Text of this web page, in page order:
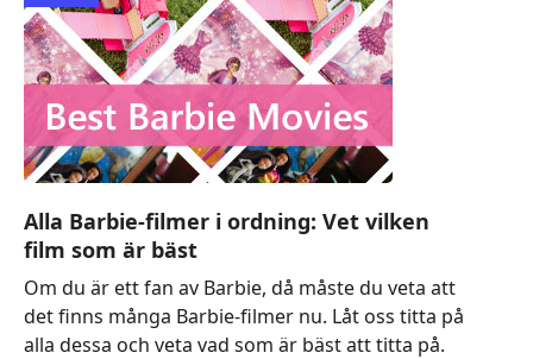
Alla Barbie-filmer i ordning: Vet vilken
film som är bäst
Om du är ett fan av Barbie, då måste du veta att
det finns många Barbie-filmer nu. Låt oss titta på
alla dessa och veta vad som är bäst att titta på.